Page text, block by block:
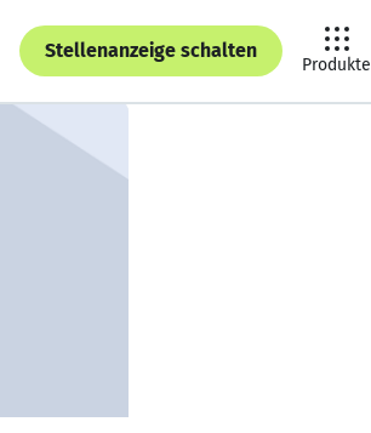
Stellenanzeige schalten
Produkte